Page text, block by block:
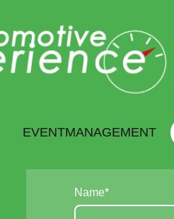
EVENTMANAGEMENT
Name*